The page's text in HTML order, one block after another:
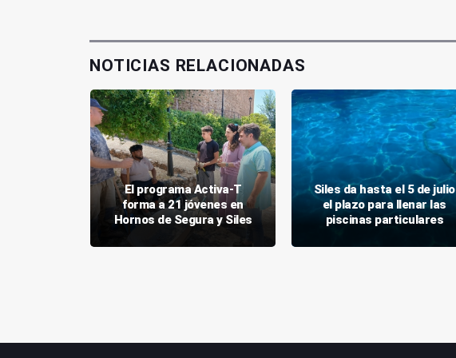
NOTICIAS RELACIONADAS
El programa Activa-T
forma a 21 jóvenes en
Hornos de Segura y Siles
Siles da hasta el 5 de julio
el plazo para llenar las
piscinas particulares